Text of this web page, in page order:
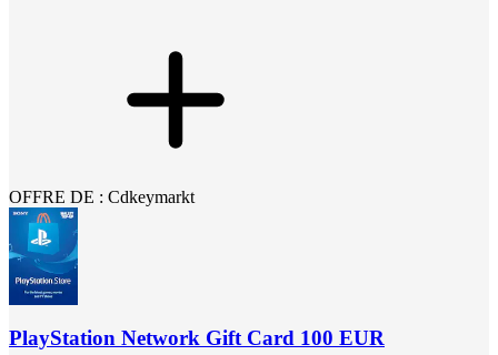
OFFRE DE : Cdkeymarkt
PlayStation Network Gift Card 100 EUR